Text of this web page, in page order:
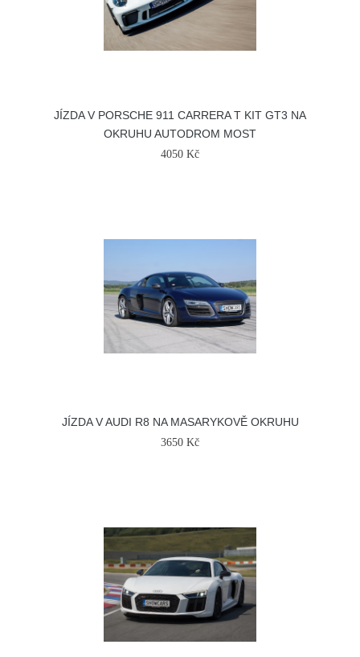
JÍZDA V PORSCHE 911 CARRERA T KIT GT3 NA
OKRUHU AUTODROM MOST
4050 Kč
JÍZDA V AUDI R8 NA MASARYKOVĚ OKRUHU
3650 Kč